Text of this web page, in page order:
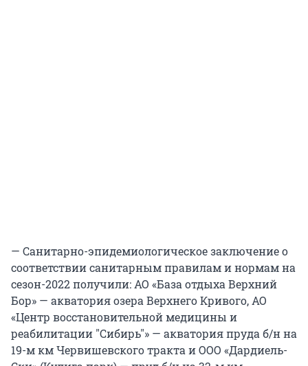
— Санитарно-эпидемиологическое заключение о
соответствии санитарным правилам и нормам на
сезон-2022 получили: АО «База отдыха Верхний
Бор» — акватория озера Верхнего Кривого, АО
«Центр восстановительной медицины и
реабилитации "Сибирь"» — акватория пруда б/н на
19-м км Червишевского тракта и ООО «Дардиель-